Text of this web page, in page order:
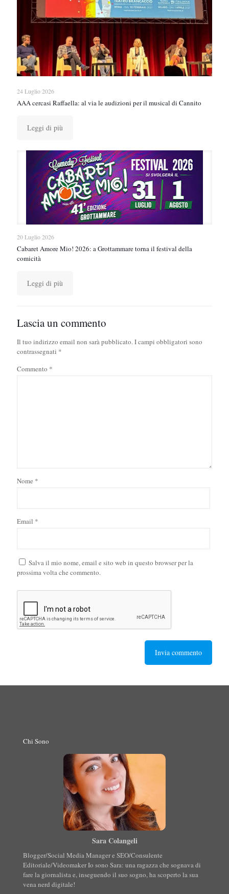
24 Luglio 2026
AAA cercasi Raffaella: al via le audizioni per il musical di Cannito
Leggi di più
20 Luglio 2026
Cabaret Amore Mio! 2026: a Grottammare torna il festival della
comicità
Leggi di più
Lascia un commento
Il tuo indirizzo email non sarà pubblicato.I campi obbligatori sono
contrassegnati *
Commento *
Nome *
Email *
Salva il mio nome, email e sito web in questo browser per la
prossima volta che commento.
Chi Sono
Sara Colangeli
Blogger/Social Media Manager e SEO/Consulente
Editoriale/Videomaker Io sono Sara: una ragazza che sognava di
fare la giornalista e, inseguendo il suo sogno, ha scoperto la sua
vena nerd digitale!